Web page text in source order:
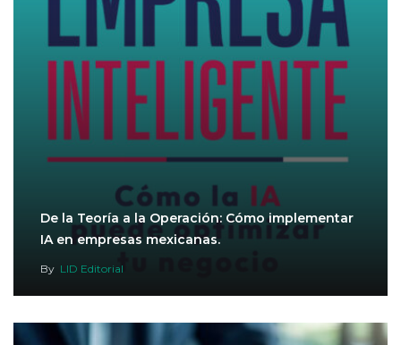
De la Teoría a la Operación: Cómo implementar
IA en empresas mexicanas.
By LID Editorial